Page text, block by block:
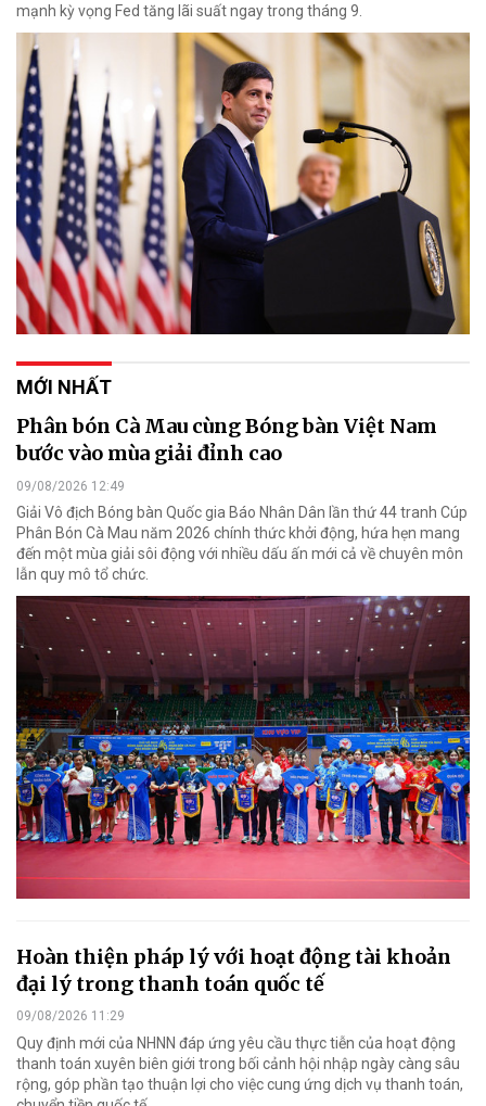
mạnh kỳ vọng Fed tăng lãi suất ngay trong tháng 9.
MỚI NHẤT
Phân bón Cà Mau cùng Bóng bàn Việt Nam
bước vào mùa giải đỉnh cao
09/08/2026 12:49
Giải Vô địch Bóng bàn Quốc gia Báo Nhân Dân lần thứ 44 tranh Cúp
Phân Bón Cà Mau năm 2026 chính thức khởi động, hứa hẹn mang
đến một mùa giải sôi động với nhiều dấu ấn mới cả về chuyên môn
lẫn quy mô tổ chức.
Hoàn thiện pháp lý với hoạt động tài khoản
đại lý trong thanh toán quốc tế
09/08/2026 11:29
Quy định mới của NHNN đáp ứng yêu cầu thực tiễn của hoạt động
thanh toán xuyên biên giới trong bối cảnh hội nhập ngày càng sâu
rộng, góp phần tạo thuận lợi cho việc cung ứng dịch vụ thanh toán,